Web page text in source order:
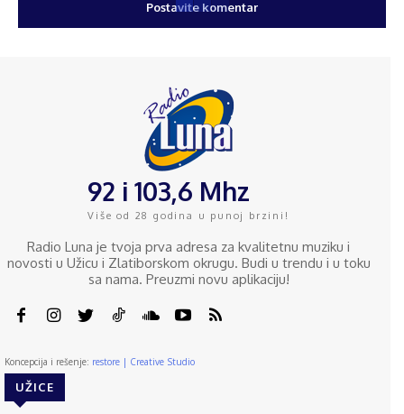
92 i 103,6 Mhz
Više od 28 godina u punoj brzini!
Radio Luna je tvoja prva adresa za kvalitetnu muziku i
novosti u Užicu i Zlatiborskom okrugu. Budi u trendu i u toku
sa nama. Preuzmi novu aplikaciju!
Koncepcija i rešenje: restore | Creative Studio
UŽICE